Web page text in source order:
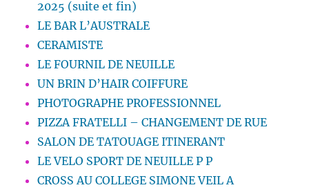
2025 (suite et fin)
LE BAR L’AUSTRALE
CERAMISTE
LE FOURNIL DE NEUILLE
UN BRIN D’HAIR COIFFURE
PHOTOGRAPHE PROFESSIONNEL
PIZZA FRATELLI – CHANGEMENT DE RUE
SALON DE TATOUAGE ITINERANT
LE VELO SPORT DE NEUILLE P P
CROSS AU COLLEGE SIMONE VEIL A